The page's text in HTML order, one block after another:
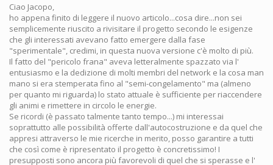
Ciao Jacopo,
ho appena finito di leggere il nuovo articolo...cosa dire...non sei
semplicemente riuscito a rivisitare il progetto secondo le esigenze
che gli interessati avevano fatto emergere dalla fase
"sperimentale", credimi, in questa nuova versione c'è molto di più.
Il fatto del "pericolo frana" aveva letteralmente spazzato via l'
entusiasmo e la dedizione di molti membri del network e la cosa man
mano si era stemperata fino al "semi-congelamento" ma (almeno
per quanto mi riguarda) lo stato attuale è sufficiente per riaccendere
gli animi e rimettere in circolo le energie.
Se ricordi (è passato talmente tanto tempo...) mi interessai
soprattutto alle possibilità offerte dall'autocostruzione e da quel che
appresi attraverso le mie ricerche in merito, posso garantire a tutti
che così come è ripresentato il progetto è concretissimo! I
presupposti sono ancora più favorevoli di quel che si sperasse e l'